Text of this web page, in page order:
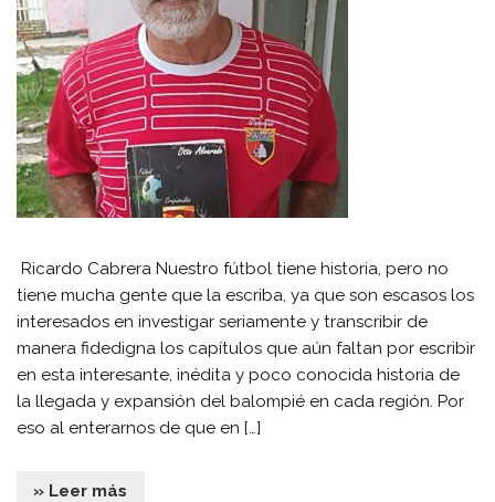
Ricardo Cabrera Nuestro fútbol tiene historia, pero no
tiene mucha gente que la escriba, ya que son escasos los
interesados en investigar seriamente y transcribir de
manera fidedigna los capítulos que aún faltan por escribir
en esta interesante, inédita y poco conocida historia de
la llegada y expansión del balompié en cada región. Por
eso al enterarnos de que en […]
» Leer más